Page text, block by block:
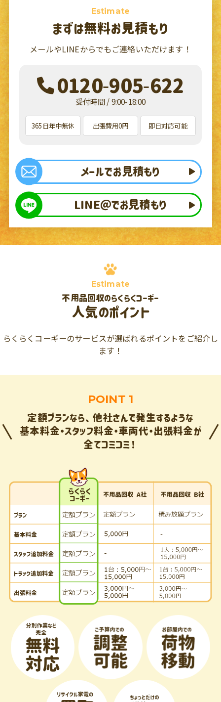
Estimate
まずは無料お見積もり
メールやLINEからでもご連絡いただけます！
0120-905-622
受付時間 / 9:00-18:00
365日年中無休 出張費用0円 即日対応可能
メールでお見積もり
LINE＠でお見積もり
Estimate
不用品回収のらくらくコーギー
人気のポイント
らくらくコーギーのサービスが選ばれるポイントをご紹介し
ます！
POINT 1
定額プランなら、他社さんで発生するような
基本料金・スタッフ料金・車両代・出張料金が
全てコミコミ！